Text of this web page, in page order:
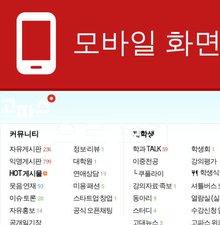
phone_android 모바일 화
으로 보기
커뮤니티
자유게시판 236
익명게시판 799
HOT 게시물
웃음·연재 93
이슈·토론 20
자유홍보 14
공개일기장
정보·리뷰 1
대학원 1
연애상담 19
미용·패션 5
스타트업·창업 1
공식 오픈채팅
재학생
학과 TALK 59
이중전공
└ 쿠플라이
강의자료·족보 1
동아리 9
스터디 4
고대뉴스 3
학생회 1
강의평가
restaurant 학생
셔틀버스
열람실 (
수강신청
고파스 위